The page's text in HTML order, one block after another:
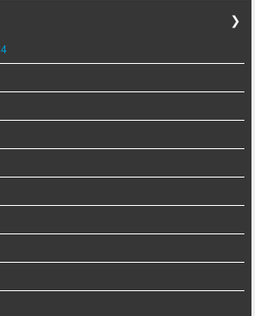
❯